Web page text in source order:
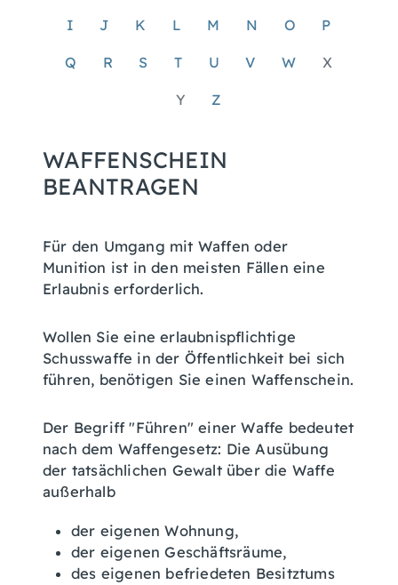
I J K L M N O P
Q R S T U V W X
Y Z
WAFFENSCHEIN
BEANTRAGEN
Für den Umgang mit Waffen oder
Munition ist in den meisten Fällen eine
Erlaubnis erforderlich.
Wollen Sie eine erlaubnispflichtige
Schusswaffe in der Öffentlichkeit bei sich
führen, benötigen Sie einen Waffenschein.
Der Begriff "Führen" einer Waffe bedeutet
nach dem Waffengesetz: Die Ausübung
der tatsächlichen Gewalt über die Waffe
außerhalb
der eigenen Wohnung,
der eigenen Geschäftsräume,
des eigenen befriedeten Besitztums